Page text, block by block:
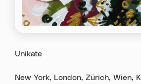
Unikate
New York, London, Zürich, Wien,